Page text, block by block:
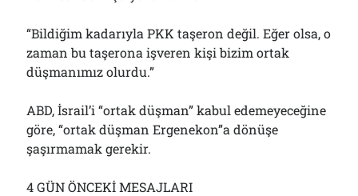
“Bildiğim kadarıyla PKK taşeron değil. Eğer olsa, o
zaman bu taşerona işveren kişi bizim ortak
düşmanımız olurdu.”
ABD, İsrail’i “ortak düşman” kabul edemeyeceğine
göre, “ortak düşman Ergenekon”a dönüşe
şaşırmamak gerekir.
4 GÜN ÖNCEKİ MESAJLARI